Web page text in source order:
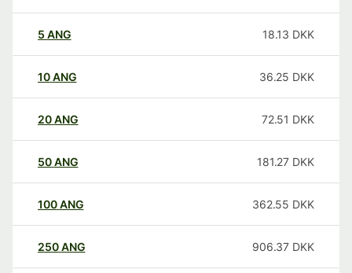
5 ANG 18.13 DKK
10ANG 36.25 DKK
20ANG 72.51 DKK
50ANG 181.27 DKK
100ANG 362.55 DKK
250ANG 906.37 DKK